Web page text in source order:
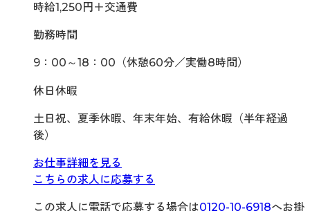
時給1,250円＋交通費
勤務時間
9：00～18：00（休憩60分／実働8時間）
休日休暇
土日祝、夏季休暇、年末年始、有給休暇（半年経過
後）
お仕事詳細を見る
こちらの求人に応募する
この求人に電話で応募する場合は0120-10-6918へお掛